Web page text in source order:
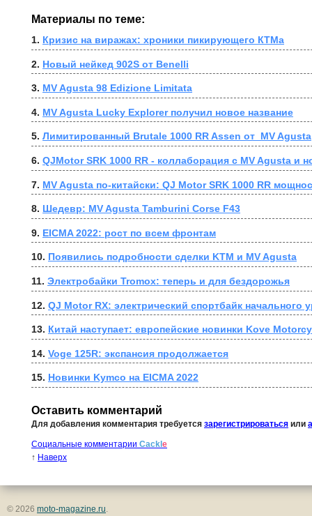
Материалы по теме:
1. Кризис на виражах: хроники пикирующего КТМа
2. Новый нейкед 902S от Benelli
3. MV Agusta 98 Edizione Limitata
4. MV Agusta Lucky Explorer получил новое название
5. Лимитированный Brutale 1000 RR Assen от  MV Agusta
6. QJMotor SRK 1000 RR - коллаборация с MV Agusta и
7. MV Agusta по-китайски: QJ Motor SRK 1000 RR
8. Шедевр: MV Agusta Tamburini Corse F43
9. EICMA 2022: рост по всем фронтам
10. Появились подробности сделки KTM и MV Agusta
11. Электробайки Tromox: теперь и для бездорожья
12. QJ Motor RX: электрический спортбайк начального
13. Китай наступает: европейские новинки Kove
14. Voge 125R: экспансия продолжается
15. Новинки Kymco на EICMA 2022
Оставить комментарий
Для добавления комментария требуется зарегистрироваться или
Социальные комментарии Cackl e
↑ Наверх
© 2026 moto-magazine.ru.